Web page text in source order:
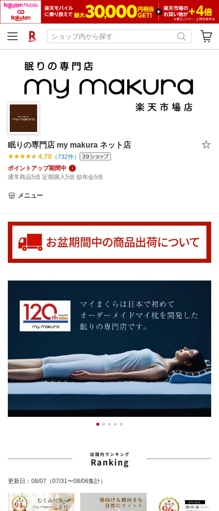
眠りの専門店 my makura ネット店
4.70 （732件）
ポイントアップ期間中
通常商品5倍 定期購入5倍 頒布会5倍
メニュー
更新日 ： 08/07 （07/31〜08/06集計）